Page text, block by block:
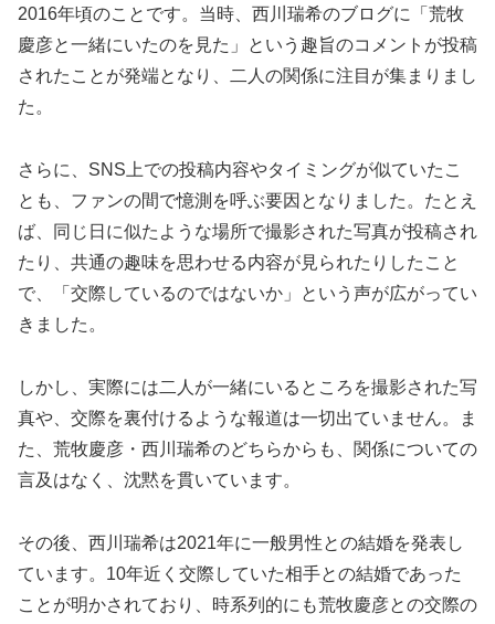
2016年頃のことです。当時、西川瑞希のブログに「荒牧
慶彦と一緒にいたのを見た」という趣旨のコメントが投稿
されたことが発端となり、二人の関係に注目が集まりまし
た。
さらに、SNS上での投稿内容やタイミングが似ていたこ
とも、ファンの間で憶測を呼ぶ要因となりました。たとえ
ば、同じ日に似たような場所で撮影された写真が投稿され
たり、共通の趣味を思わせる内容が見られたりしたこと
で、「交際しているのではないか」という声が広がってい
きました。
しかし、実際には二人が一緒にいるところを撮影された写
真や、交際を裏付けるような報道は一切出ていません。ま
た、荒牧慶彦・西川瑞希のどちらからも、関係についての
言及はなく、沈黙を貫いています。
その後、西川瑞希は2021年に一般男性との結婚を発表し
ています。10年近く交際していた相手との結婚であった
ことが明かされており、時系列的にも荒牧慶彦との交際の